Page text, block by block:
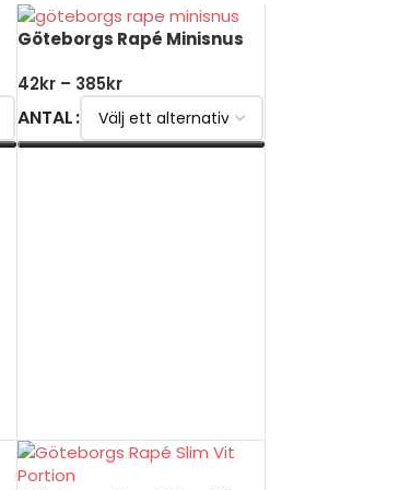
Göteborgs Rapé Minisnus
42kr – 385kr
ANTAL